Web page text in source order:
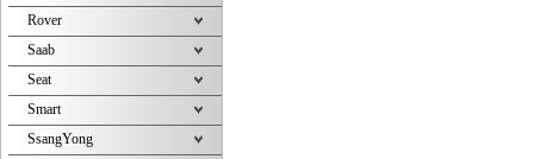
Rover
Saab
Seat
Smart
SsangYong